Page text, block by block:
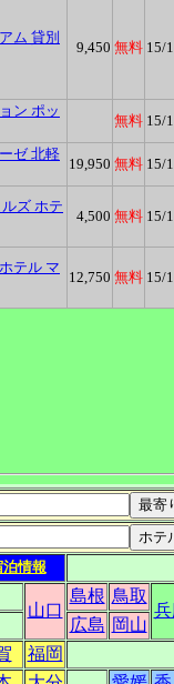
ム 貸別
9,450 無料 15/
ン ポッ
無料 15/
ゼ 北軽
19,950 無料 15/
ルズ ホテ
4,500 無料 15/
テル マ
12,750 無料 15/
情報
山口
島根 鳥取
広島 岡山
福岡